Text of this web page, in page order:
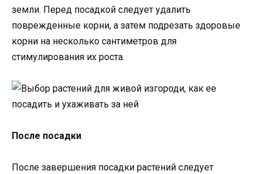
земли. Перед посадкой следует удалить
поврежденные корни, а затем подрезать здоровые
корни на несколько сантиметров для
стимулирования их роста.
После посадки
После завершения посадки растений следует